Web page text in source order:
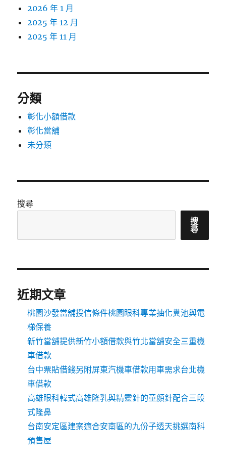
2026 年 1 月
2025 年 12 月
2025 年 11 月
分類
彰化小額借款
彰化當舖
未分類
搜尋
搜
尋
近期文章
桃園沙發當舖授信條件桃園眼科專業抽化糞池與電
梯保養
新竹當舖提供新竹小額借款與竹北當舖安全三重機
車借款
台中票貼借錢另附屏東汽機車借款用車需求台北機
車借款
高雄眼科韓式高雄隆乳與精靈針的童顏針配合三段
式隆鼻
台南安定區建案適合安南區的九份子透天挑選南科
預售屋